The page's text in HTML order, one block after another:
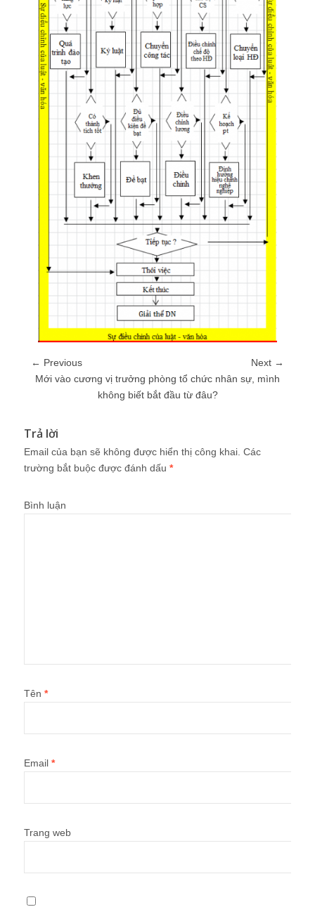
← Previous
Next →
Mới vào cương vị trưởng phòng tổ chức nhân sự, mình
không biết bắt đầu từ đâu?
Trả lời
Email của bạn sẽ không được hiển thị công khai. Các
trường bắt buộc được đánh dấu *
Bình luận
Tên *
Email *
Trang web